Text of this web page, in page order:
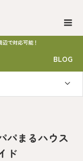
辺で対応可能！
BLOG
パまるハウス
ド